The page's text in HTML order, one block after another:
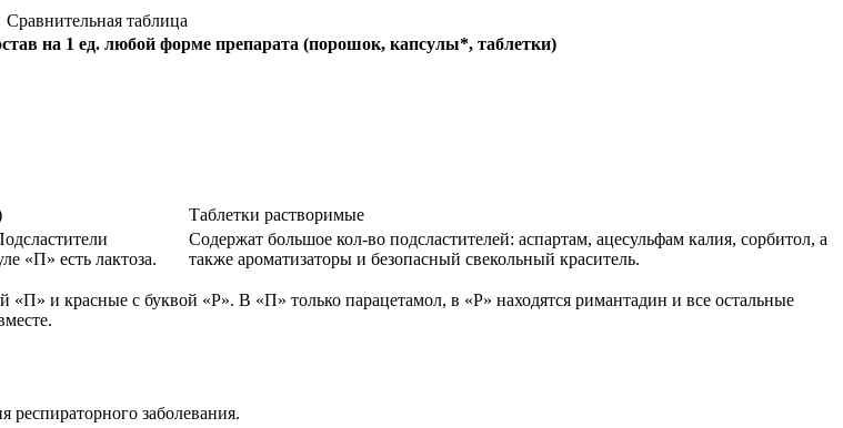
Сравнительная таблица
на 1 ед. любой форме препарата (порошок, капсулы*, таблетки)
Таблетки растворимые
«П» есть лактоза.
Содержат большое кол-во подсластителей: аспартам, ацесульфам калия, сорбитол, а
также ароматизаторы и безопасный свекольный краситель.
и красные с буквой «Р». В «П» только парацетамол, в «Р» находятся римантадин и все остальные
респираторного заболевания.